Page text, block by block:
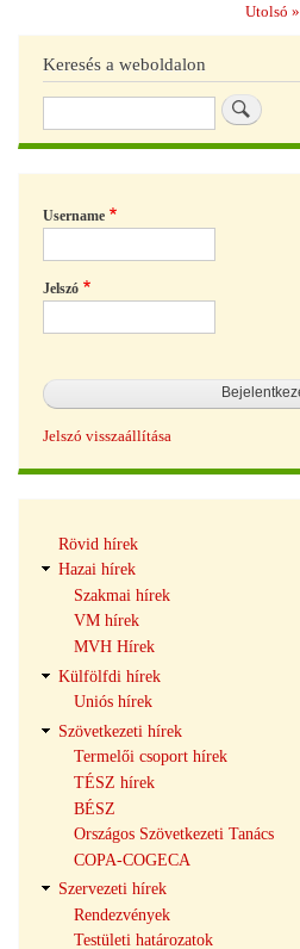
Utolsó
oldal
Utolsó »
Keresés a weboldalon
Keresés
Username
Jelszó
Jelszó visszaállítása
navigáció
Rövid hírek
Hazai hírek
Szakmai hírek
VM hírek
MVH Hírek
Külfölfdi hírek
Uniós hírek
Szövetkezeti hírek
Termelői csoport hírek
TÉSZ hírek
BÉSZ
Országos Szövetkezeti Tanács
COPA-COGECA
Szervezeti hírek
Rendezvények
Testületi határozatok